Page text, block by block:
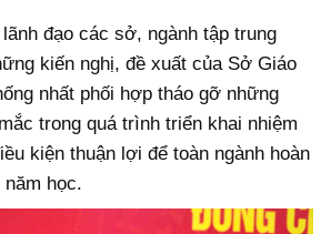
đạo các sở, ngành tập trung
kiến nghị, đề xuất của Sở Giáo
nhất phối hợp tháo gỡ những
trong quá trình triển khai nhiệm
kiện thuận lợi để toàn ngành hoàn
học.